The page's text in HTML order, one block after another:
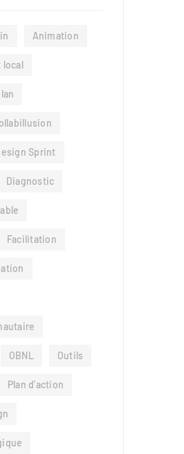
Animation
local
Sprint
Diagnostic
Facilitation
OBNL Outils
Plan d'action